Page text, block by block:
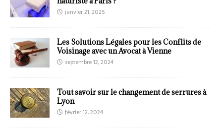
janvier 21, 2025
Les Solutions Légales pour les Conflits de
Voisinage avec un Avocat à Vienne
septembre 12, 2024
Tout savoir sur le changement de serrures à
Lyon
février 12, 2024